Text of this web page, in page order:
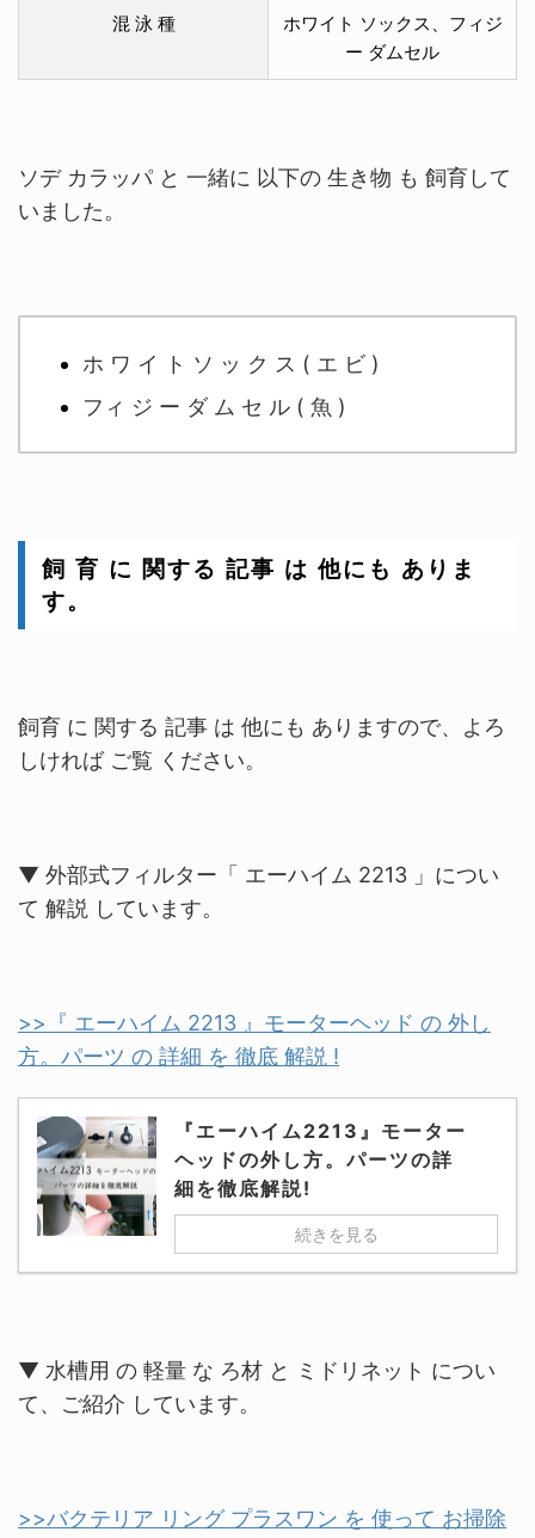
混 泳 種
ホワイト ソックス、フィジ
ー ダムセル
ソデ カラッパ と 一緒に 以下の 生き物 も 飼育して
いました。
ホ ワ イ ト ソ ッ ク ス ( エ ビ )
フィ ジ ー ダ ム セ ル ( 魚 )
飼 育 に 関する 記事 は 他にも ありま
す。
飼育 に 関する 記事 は 他にも ありますので、よろ
しければ ご覧 ください。
▼ 外部式フィルター「 エーハイム 2213 」につい
て 解説 しています。
>>『 エーハイム 2213 』モーターヘッド の 外し
方。パーツ の 詳細 を 徹底 解説 !
『エーハイム2213』モーター
ヘッドの外し方。パーツの詳
細を徹底解説!
続きを見る
▼ 水槽用 の 軽量 な ろ材 と ミドリネット につい
て、ご紹介 しています。
>>バクテリア リング プラスワン を 使って お掃除